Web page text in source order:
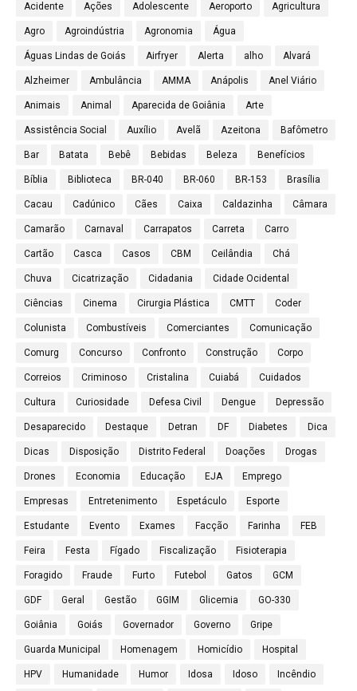
Acidente Ações Adolescente Aeroporto Agricultura
Agro Agroindústria Agronomia Água
Águas Lindas de Goiás Airfryer Alerta alho Alvará
Alzheimer Ambulância AMMA Anápolis Anel Viário
Animais Animal Aparecida de Goiânia Arte
Assistência Social Auxílio Avelã Azeitona Bafômetro
Bar Batata Bebê Bebidas Beleza Benefícios
Bíblia Biblioteca BR-040 BR-060 BR-153 Brasília
Cacau Cadúnico Cães Caixa Caldazinha Câmara
Camarão Carnaval Carrapatos Carreta Carro
Cartão Casca Casos CBM Ceilândia Chá
Chuva Cicatrização Cidadania Cidade Ocidental
Ciências Cinema Cirurgia Plástica CMTT Coder
Colunista Combustíveis Comerciantes Comunicação
Comurg Concurso Confronto Construção Corpo
Correios Criminoso Cristalina Cuiabá Cuidados
Cultura Curiosidade Defesa Civil Dengue Depressão
Desaparecido Destaque Detran DF Diabetes Dica
Dicas Disposição Distrito Federal Doações Drogas
Drones Economia Educação EJA Emprego
Empresas Entretenimento Espetáculo Esporte
Estudante Evento Exames Facção Farinha FEB
Feira Festa Fígado Fiscalização Fisioterapia
Foragido Fraude Furto Futebol Gatos GCM
GDF Geral Gestão GGIM Glicemia GO-330
Goiânia Goiás Governador Governo Gripe
Guarda Municipal Homenagem Homicídio Hospital
HPV Humanidade Humor Idosa Idoso Incêndio